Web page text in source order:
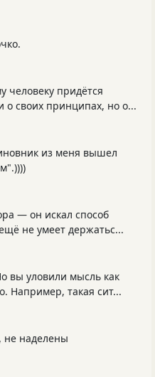
человеку придётся
о своих принципах, но о...
из меня вышел
— он искал способ
не умеет держатьс...
вы уловили мысль как
Например, такая сит...
не наделены